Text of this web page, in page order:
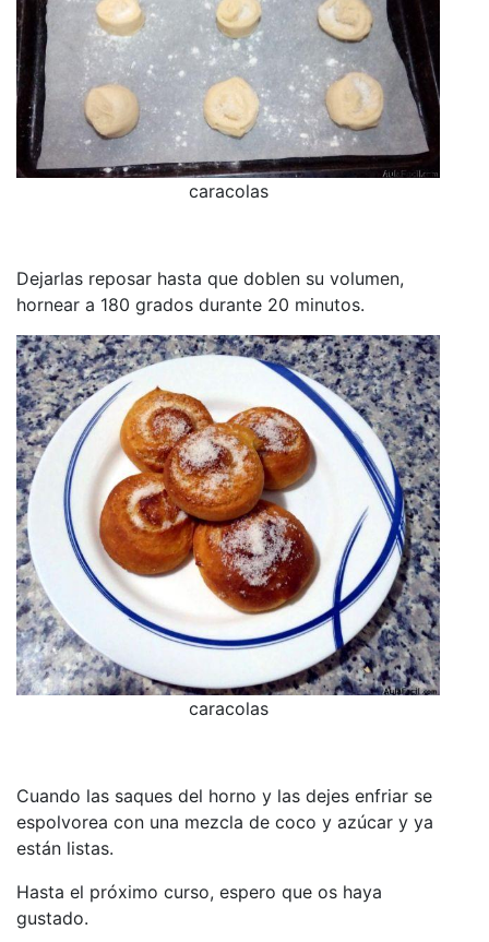
caracolas
Dejarlas reposar hasta que doblen su volumen,
hornear a 180 grados durante 20 minutos.
caracolas
Cuando las saques del horno y las dejes enfriar se
espolvorea con una mezcla de coco y azúcar y ya
están listas.
Hasta el próximo curso, espero que os haya
gustado.